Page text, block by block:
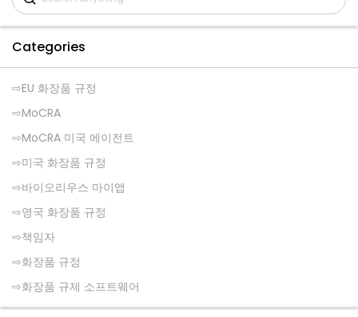
Categories
EU 화장품 규정
MoCRA
MoCRA 미국 에이전트
미국 화장품 규정
바이오리우스 마이앱
영국 화장품 규정
책임자
화장품 규정
화장품 규제 소프트웨어